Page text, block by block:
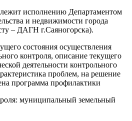
исполнению Департаментом
и недвижимости города
– ДАГН г.Саяногорска).
состояния осуществления
контроля, описание текущего
деятельности контрольного
проблем, на решение
программа профилактики
муниципальный земельный